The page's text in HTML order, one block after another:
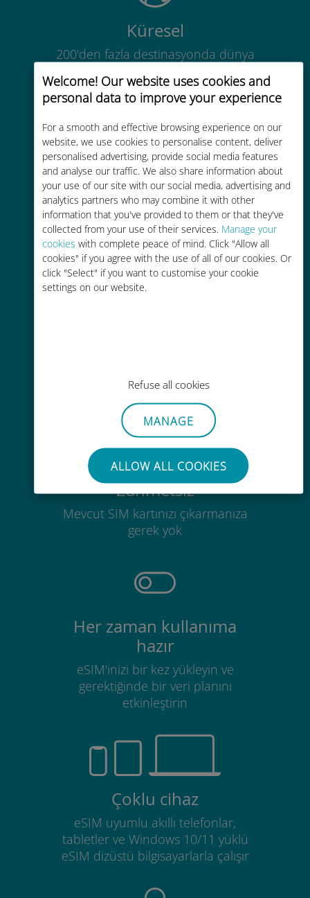
Welcome! Our website uses cookies and
personal data to improve your experience
For a smooth and effective browsing experience on our
website, we use cookies to personalise content, deliver
personalised advertising, provide social media features
and analyse our traffic. We also share information about
your use of our site with our social media, advertising and
analytics partners who may combine it with other
information that you've provided to them or that they've
collected from your use of their services. Manage your
cookies with complete peace of mind. Click "Allow all
cookies" if you agree with the use of all of our cookies. Or
click "Select" if you want to customise your cookie
settings on our website.
Refuse all cookies
MANAGE
ALLOW ALL COOKIES
Küresel
200'den fazla destinasyonda dünya
bağlantı
Uygun maliyetli
Mevcut operatörünüzle dolaşım
ücretlerinden %90'a kadar daha
ucuz
yerde, Wi-Fi veya kalan veri
olmadan bile
Zahmetsiz
Mevcut SIM kartınızı çıkarmanıza
gerek yok
Her zaman kullanıma
hazır
eSIM'inizi bir kez yükleyin ve
gerektiğinde bir veri planını
etkinleştirin
Çoklu cihaz
eSIM uyumlu akıllı telefonlar,
tabletler ve Windows 10/11 yüklü
eSIM dizüstü bilgisayarlarla çalışır